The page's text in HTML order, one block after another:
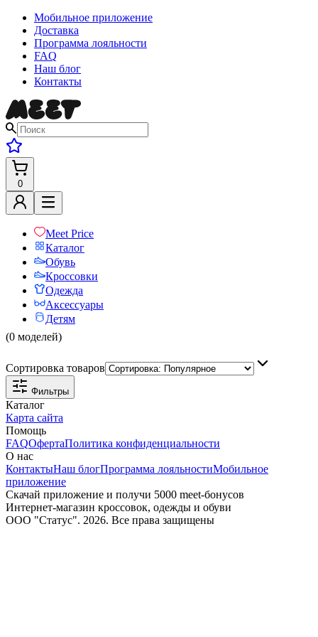
Мобильное приложение
Доставка
Программа лояльности
FAQ
Наш блог
Контакты
0
Meet Price
Каталог
Обувь
Кроссовки
Одежда
Аксессуары
Детям
(0 моделей)
Сортировка товаров
Фильтры
Каталог
Карта сайта
Помощь
FAQОфертаПолитика конфиденциальности
О нас
КонтактыНаш блогПрограмма лояльностиМобильное
приложение
Скачай приложение и получи 5000 meet-бонусов
Интернет-магазин кроссовок, одежды и обуви
ООО "Статус". 2026. Все права защищены